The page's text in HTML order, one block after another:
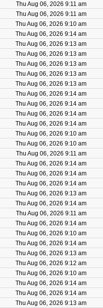
Thu Aug 06, 2026 9:11 am
Thu Aug 06, 2026 9:11 am
Thu Aug 06, 2026 9:10 am
Thu Aug 06, 2026 9:14 am
Thu Aug 06, 2026 9:13 am
Thu Aug 06, 2026 9:13 am
Thu Aug 06, 2026 9:13 am
Thu Aug 06, 2026 9:13 am
Thu Aug 06, 2026 9:13 am
Thu Aug 06, 2026 9:14 am
Thu Aug 06, 2026 9:14 am
Thu Aug 06, 2026 9:14 am
Thu Aug 06, 2026 9:14 am
Thu Aug 06, 2026 9:10 am
Thu Aug 06, 2026 9:10 am
Thu Aug 06, 2026 9:11 am
Thu Aug 06, 2026 9:14 am
Thu Aug 06, 2026 9:14 am
Thu Aug 06, 2026 9:14 am
Thu Aug 06, 2026 9:13 am
Thu Aug 06, 2026 9:14 am
Thu Aug 06, 2026 9:11 am
Thu Aug 06, 2026 9:14 am
Thu Aug 06, 2026 9:10 am
Thu Aug 06, 2026 9:14 am
Thu Aug 06, 2026 9:13 am
Thu Aug 06, 2026 9:12 am
Thu Aug 06, 2026 9:10 am
Thu Aug 06, 2026 9:14 am
Thu Aug 06, 2026 9:14 am
Thu Aug 06, 2026 9:13 am